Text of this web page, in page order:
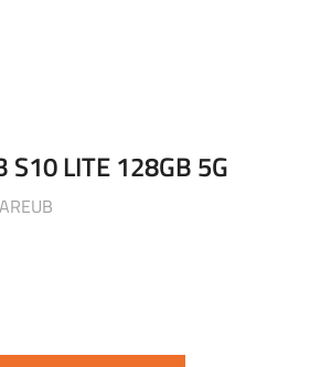
S10 LITE 128GB 5G